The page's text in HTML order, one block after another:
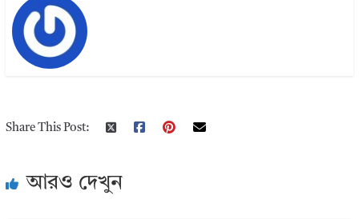
Share This Post:
আরও দেখুন